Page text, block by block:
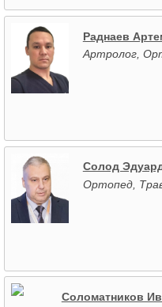
Раднаев
Артролог,
Солод
Ортопед,
Соломатников